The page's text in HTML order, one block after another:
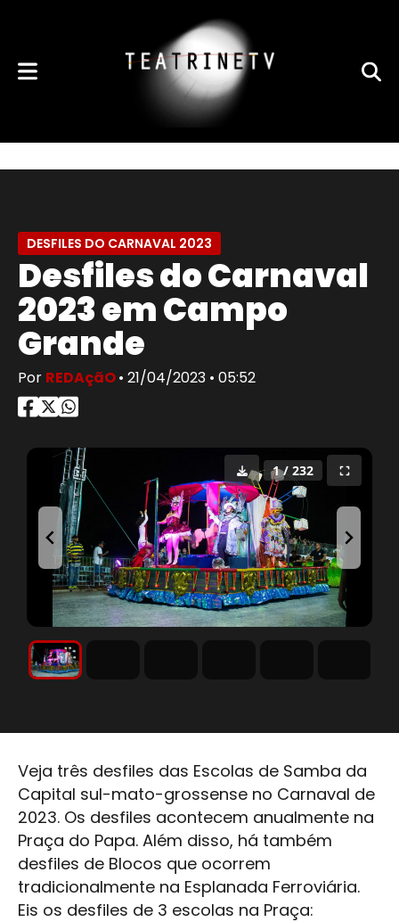
DESFILES DO CARNAVAL 2023
Desfiles do Carnaval
2023 em Campo
Grande
Por REDAçãO• 21/04/2023 • 05:52
1 / 232
Veja três desfiles das Escolas de Samba da
Capital sul-mato-grossense no Carnaval de
2023. Os desfiles acontecem anualmente na
Praça do Papa. Além disso, há também
desfiles de Blocos que ocorrem
tradicionalmente na Esplanada Ferroviária.
Eis os desfiles de 3 escolas na Praça: